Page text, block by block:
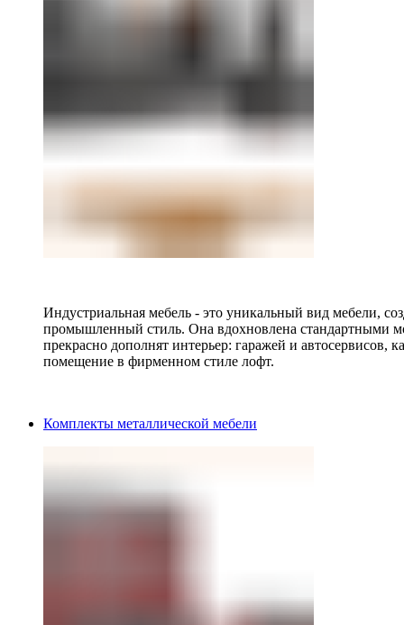
Индустриальная мебель - это уникальный вид мебели,
промышленный стиль. Она вдохновлена стандартными
прекрасно дополнят интерьер: гаражей и автосервисов,
помещение в фирменном стиле лофт.
Комплекты металлической мебели